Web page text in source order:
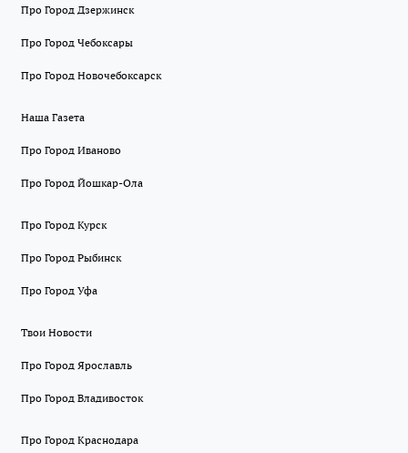
Про Город Дзержинск
Про Город Чебоксары
Про Город Новочебоксарск
Наша Газета
Про Город Иваново
Про Город Йошкар-Ола
Про Город Курск
Про Город Рыбинск
Про Город Уфа
Твои Новости
Про Город Ярославль
Про Город Владивосток
Про Город Краснодара